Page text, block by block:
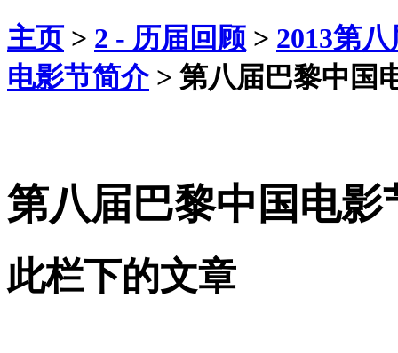
主页 > 2 - 历届回顾 > 2013第
电影节简介 > 第八届巴黎中国
第八届巴黎中国电影
此栏下的文章